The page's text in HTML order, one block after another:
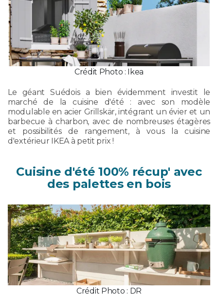
Crédit Photo : Ikea
Le géant Suédois a bien évidemment investit le
marché de la cuisine d'été : avec son modèle
modulable en acier Grillskär, intégrant un évier et un
barbecue à charbon, avec de nombreuses étagères
et possibilités de rangement, à vous la cuisine
d'extérieur IKEA à petit prix !
Cuisine d'été 100% récup' avec
des palettes en bois
Crédit Photo : DR